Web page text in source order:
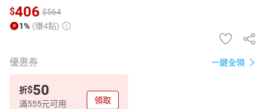
$406 $564
1% (賺4點)
優惠券 一鍵全領
折$50
滿555元可用 領取